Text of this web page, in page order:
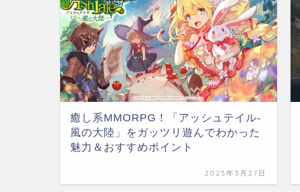
癒し系MMORPG！「アッシュテイル-
風の大陸」をガッツリ遊んでわかった
魅力＆おすすめポイント
2025年3月27日